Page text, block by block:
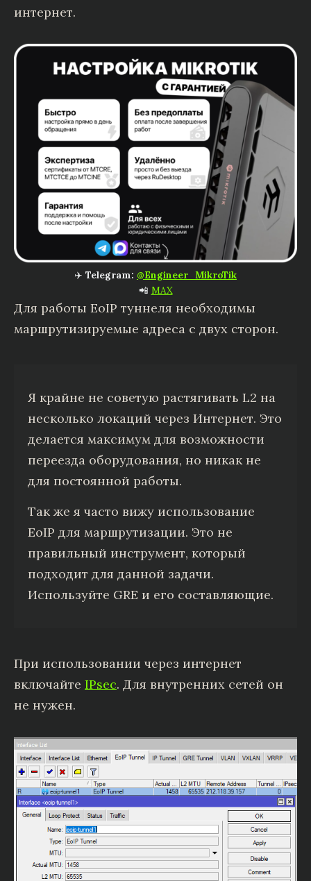
интернет.
✈️ Telegram: @Engineer_MikroTik
📲 MAX
Для работы EoIP туннеля необходимы
маршрутизируемые адреса с двух сторон.
Я крайне не советую растягивать L2 на
несколько локаций через Интернет. Это
делается максимум для возможности
переезда оборудования, но никак не
для постоянной работы.
Так же я часто вижу использование
EoIP для маршрутизации. Это не
правильный инструмент, который
подходит для данной задачи.
Используйте GRE и его составляющие.
При использовании через интернет
включайте IPsec. Для внутренних сетей он
не нужен.